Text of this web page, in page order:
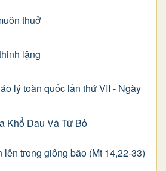
thuở
lặng
lý toàn quốc lần thứ VII - Ngày
Khổ Ðau Và Từ Bỏ
trong giông bão (Mt 14,22-33)